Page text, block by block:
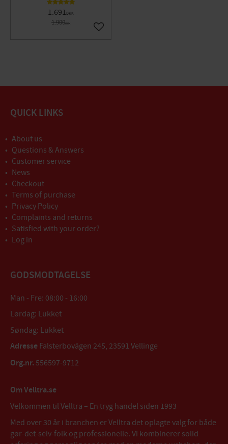
1.691DKK
1.900DKK
Gem som favorit
QUICK LINKS
About us
Questions & Answers
Customer service
News
Checkout
Terms of purchase
Privacy Policy
Complaints and returns
Satisfied with your order?
Log in
GODSMODTAGELSE
Man - Fre: 08:00 - 16:00
Lørdag: Lukket
Søndag: Lukket
Adresse Falsterbovägen 245, 23591 Vellinge
Org.nr. 556597-9712
Om Velltra.se
Velkommen til Velltra – En tryg handel siden 1993
Med over 30 år i branchen er Velltra det oplagte valg for både
gør-det-selv-folk og professionelle. Vi kombinerer solid